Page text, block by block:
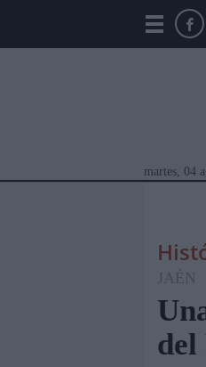
martes, 04
Módulos
JAÉN
del